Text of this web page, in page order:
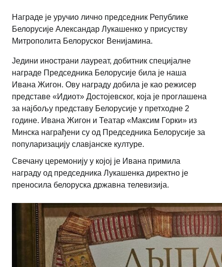
Награде је уручио лично председник Републике
Белорусије Александар Лукашенко у присуству
Митрополита Белоруског Венијамина.
Једини инострани лауреат, добитник специјалне
награде Председника Белорусије била је наша
Ивана Жигон. Ову награду добила је као режисер
представе «Идиот» Достојевског, која је проглашена
за најбољу представу Белорусије у претходне 2
године. Ивана Жигон и Театар «Максим Горки» из
Минска награђени су од Председника Белорусије за
популаризацију славјанске културе.
Свечану церемонију у којој је Ивана примила
награду од председника Лукашенка директно је
преносила белоруска државна телевизија.